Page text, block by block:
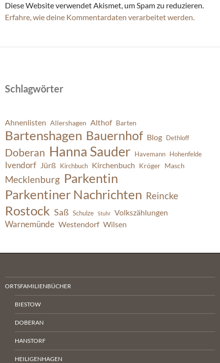
Diese Website verwendet Akismet, um Spam zu reduzieren.
Erfahre, wie deine Kommentardaten verarbeitet werden.
Schlagwörter
Ahnenlisten Allershagen Althof Barten
Bartenshagen Bauernhof Blog Dethloff
Doberan Hanna Sauder Havemann Hohenfelde
Ivendorf Jürß Kirchbuch Kirchenbuch Kröger Masch
Mecklenburg Parkentin
Parkentiner Nachrichten Reincke
Rostock Saß Schulze Stuhr Volkszählungen
Warnemünde Westendorf Wilsen
ORTSFAMILIENBÜCHER
BIESTOW
DOBERAN
HANSTORF
HEILIGENHAGEN